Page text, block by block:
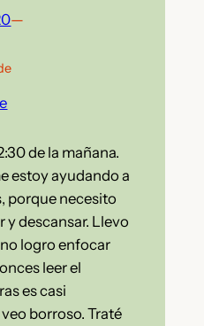
—
de la mañana.
estoy ayudando a
porque necesito
descansar. Llevo
logro enfocar
leer el
es casi
borroso. Traté